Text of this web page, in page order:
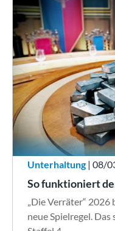
Unterhaltung| 08/
So funktioniert
„Die Verräter“ 2026
neue Spielregel.